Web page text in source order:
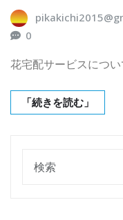
0
花宅配サービスにつ
「続きを読む」